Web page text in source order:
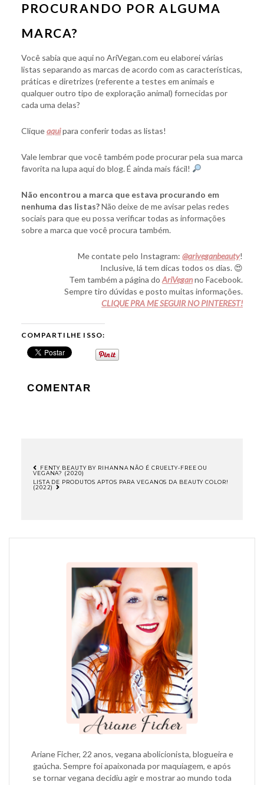
PROCURANDO POR ALGUMA
MARCA?
Você sabia que aqui no AriVegan.com eu elaborei várias
listas separando as marcas de acordo com as características,
práticas e diretrizes (referente a testes em animais e
qualquer outro tipo de exploração animal) fornecidas por
cada uma delas?
Cliqueaquipara conferir todas as listas!
Vale lembrar que você também pode procurar pela sua marca
favorita na lupa aqui do blog. É ainda mais fácil!
Não encontrou a marca que estava procurando em
nenhuma das listas?Não deixe de me avisar pelas redes
sociais para que eu possa verificar todas as informações
sobre a marca que você procura também.
Me contate pelo Instagram:@ariveganbeauty!
Inclusive, lá tem dicas todos os dias. 😍
Tem também a página doAriVeganno Facebook.
Sempre tiro dúvidas e posto muitas informações.
CLIQUE PRA ME SEGUIR NO PINTEREST!
COMPARTILHE ISSO:
COMENTAR
NAVEGAÇÃO
POST
FENTY BEAUTY BY RIHANNA NÃO É CRUELTY-FREE OU
VEGANA? (2020)
LISTA DE PRODUTOS APTOS PARA VEGANOS DA BEAUTY COLOR!
(2022)
Ariane Ficher, 22 anos, vegana abolicionista, blogueira e
gaúcha. Sempre foi apaixonada por maquiagem, e após
se tornar vegana decidiu agir e mostrar ao mundo toda